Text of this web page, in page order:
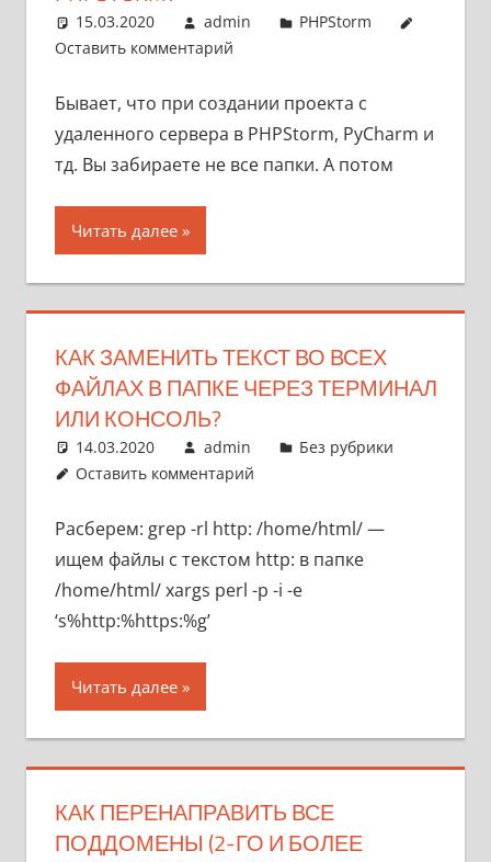
15.03.2020 admin
PHPStorm
Оставить комментарий
Бывает, что при создании проекта с
удаленного сервера в PHPStorm, PyCharm и
тд. Вы забираете не все папки. А потом
Читать далее
КАК ЗАМЕНИТЬ ТЕКСТ ВО ВСЕХ
ФАЙЛАХ В ПАПКЕ ЧЕРЕЗ ТЕРМИНАЛ
ИЛИ КОНСОЛЬ?
14.03.2020 admin
Без рубрики
Оставить комментарий
Расберем: grep -rl http: /home/html/ —
ищем файлы с текстом http: в папке
/home/html/ xargs perl -p -i -e
‘s%http:%https:%g’
Читать далее
КАК ПЕРЕНАПРАВИТЬ ВСЕ
ПОДДОМЕНЫ (2-ГО И БОЛЕЕ